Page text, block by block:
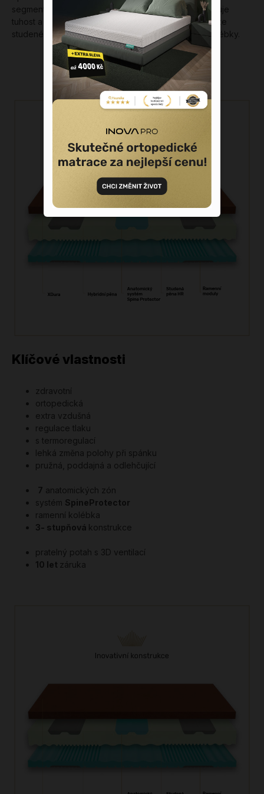
segmentů pro pánevní a ramenní zóny, kde optimalizuje
tuhost a stará se tak o Váš zdravý spánek. Základnu ze
studené pěny důmyslně vylepšují funkční ramenní kolébky.
Klíčové vlastnosti
zdravotní
ortopedická
extra vzdušná
regulace tlaku
s termoregulací
lehká změna polohy při spánku
pružná, poddajná a odlehčující
7 anatomických zón
systém SpineProtector
ramenní kolébka
3- stupňová konstrukce
pratelný potah s 3D ventilací
10 let záruka